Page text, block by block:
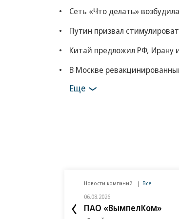
Сеть «Что делать»
Путин призвал
Китай предложил РФ, Ирану
В Москве
Еще
Новости компаний Все
06.08.2026
ПАО «ВымпелКом»